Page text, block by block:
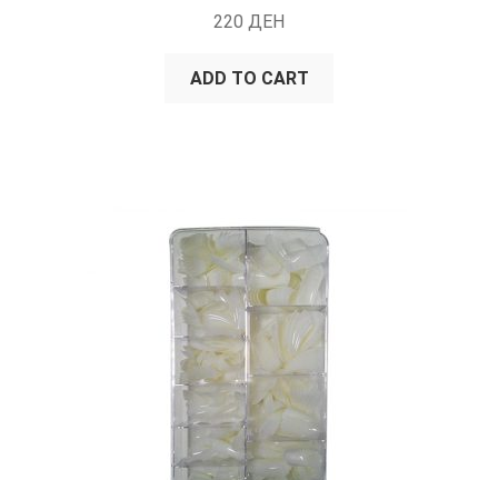
220 ДЕН
ADD TO CART